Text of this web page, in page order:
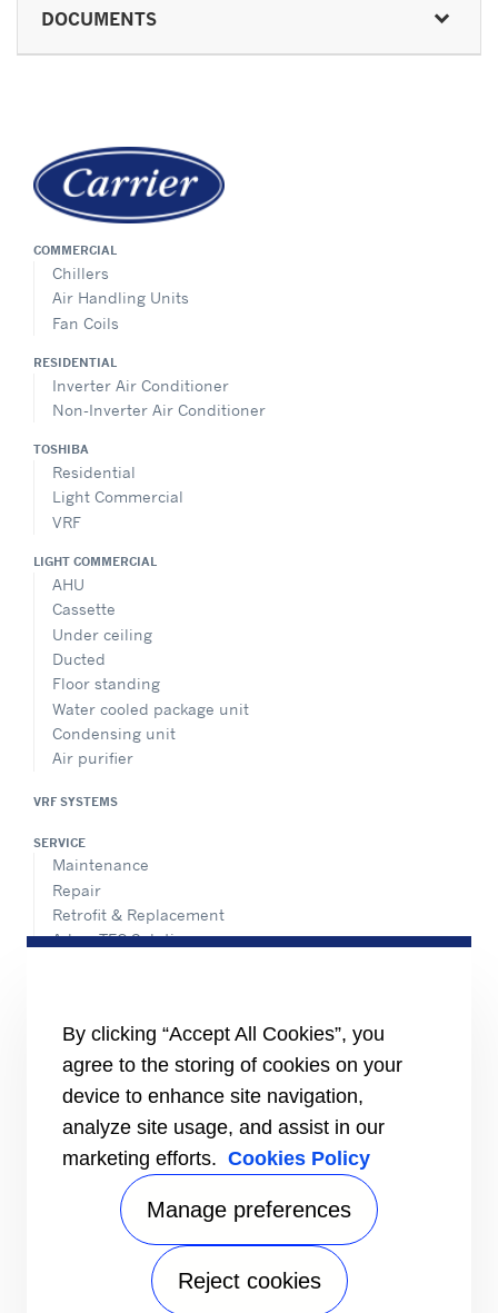
DOCUMENTS
COMMERCIAL
Chillers
Air Handling Units
Fan Coils
RESIDENTIAL
Inverter Air Conditioner
Non-Inverter Air Conditioner
TOSHIBA
Residential
Light Commercial
VRF
LIGHT COMMERCIAL
AHU
Cassette
Under ceiling
Ducted
Floor standing
Water cooled package unit
Condensing unit
Air purifier
VRF SYSTEMS
SERVICE
Maintenance
Repair
Retrofit & Replacement
AdvanTEC Solutions
Send an Inquiry
Carrier Branches and Regional Office
Find a dealer
SUPPORT
Register Warrantyopen_in_new
Register service online booking
Check service statusopen_in_new
Aircon clinic
By clicking “Accept All Cookies”, you
agree to the storing of cookies on your
device to enhance site navigation,
analyze site usage, and assist in our
marketing efforts. Cookies Policy
Manage preferences
Reject cookies